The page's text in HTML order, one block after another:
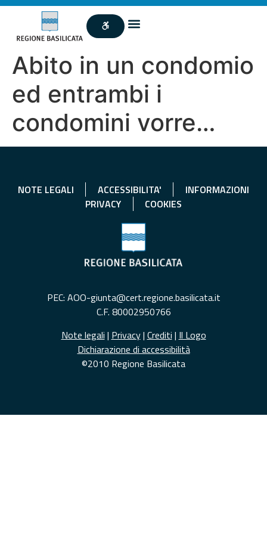
Abito in un condomio
ed entrambi i
condomini vorre…
NOTE LEGALI ACCESSIBILITA'
INFORMAZIONI
PRIVACY
COOKIES
PEC: AOO-giunta@cert.regione.basilicata.it
C.F. 80002950766
Note legali | Privacy| Crediti | Il Logo
Dichiarazione di accessibilità
©2010 Regione Basilicata